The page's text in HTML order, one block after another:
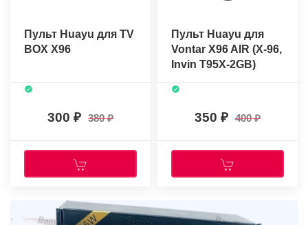
Пульт Huayu для TV
BOX X96
300 380
Пульт Huayu для
Vontar X96 AIR (X-96,
Invin T95X-2GB)
(IPTV, ANDROID TV
BOX)
350 400